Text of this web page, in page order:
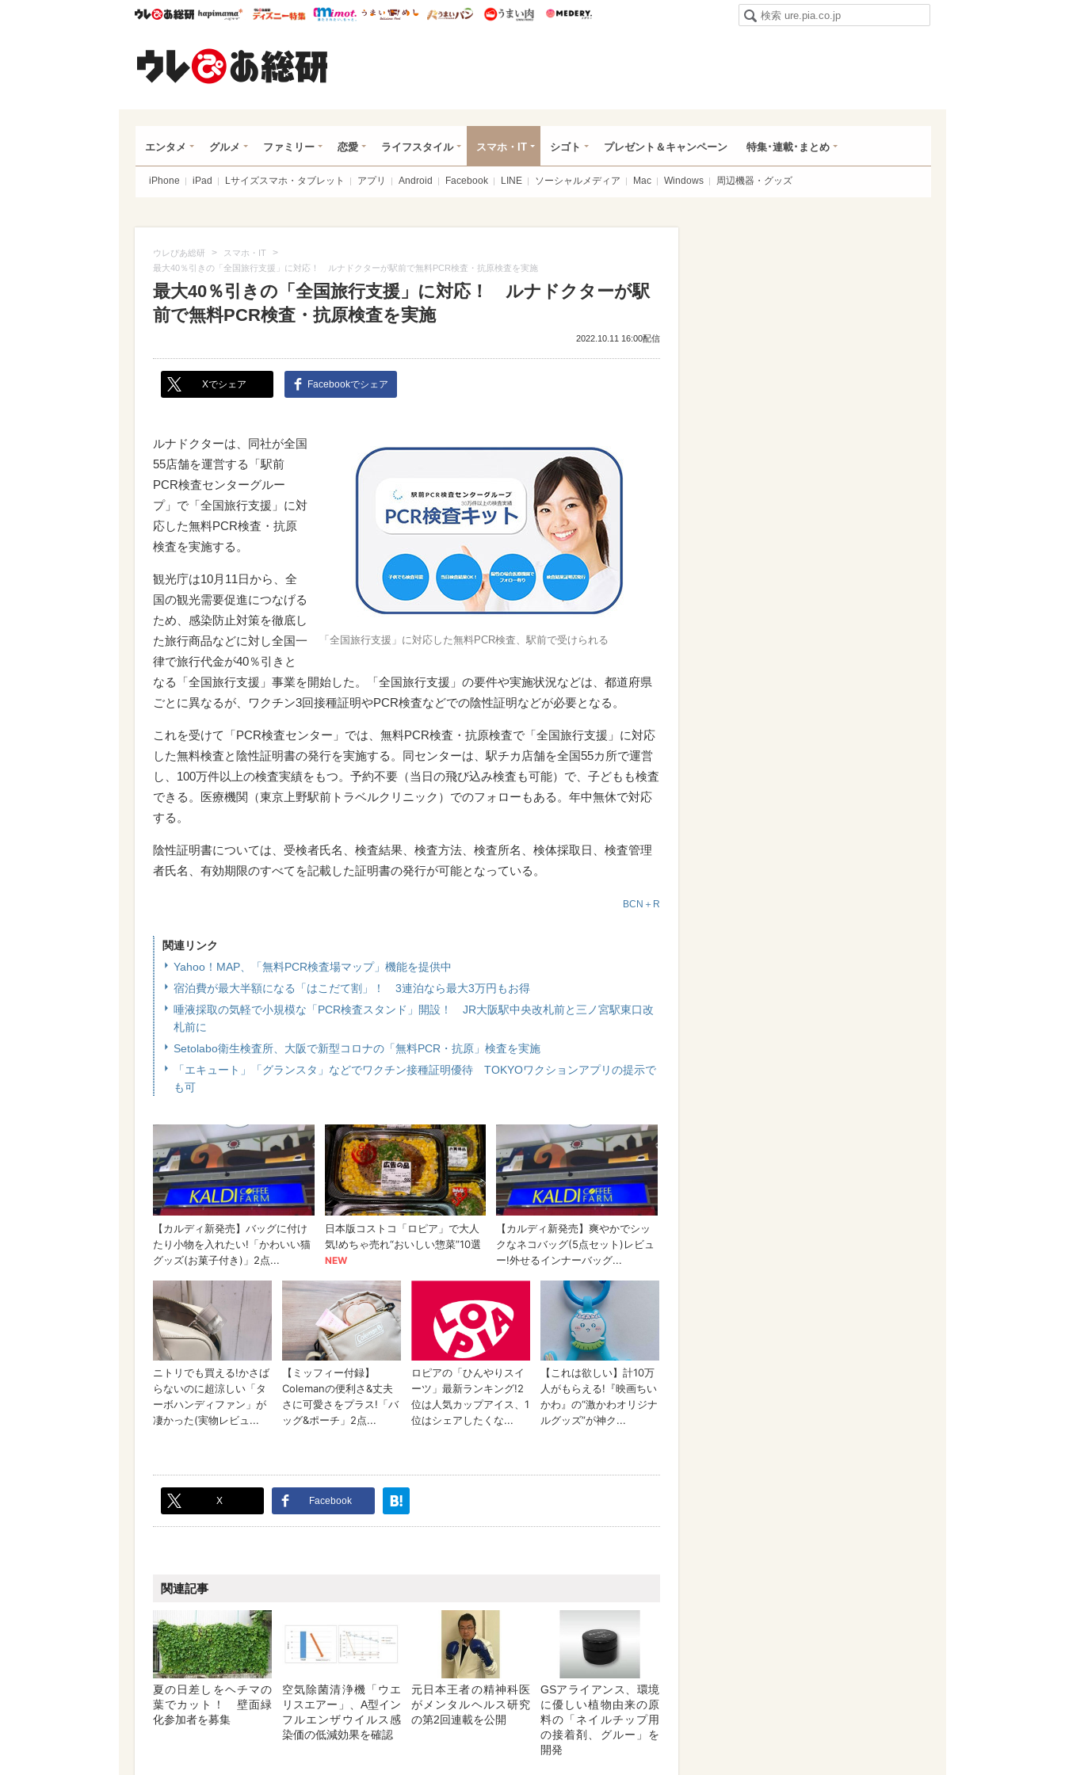
ウレぴあ総研ハピママ* ウレぴあ総研 ディズニー特集
mimot. うまいめし うまいパン うまい肉
エンタメ グルメ ファミリー 恋愛 ライフスタイル スマホ・IT シゴト プレゼント＆キャンペーン 特集･連載･まとめ
iPhone iPad Lサイズスマホ・タブレット アプリ Android Facebook LINE ソーシャルメディア Mac Windows 周辺機器・グッズ
ウレぴあ総研 > スマホ・IT >
最大40％引きの「全国旅行支援」に対応！ ルナドクターが駅前で無料PCR検査・抗原検査を実施
最大40％引きの「全国旅行支援」に対応！ ルナドクターが駅
前で無料PCR検査・抗原検査を実施
2022.10.11 16:00配信
Xでシェア Facebookでシェア
「全国旅行支援」に対応した無料PCR検査、駅前で受けられる
ルナドクターは、同社が全国
55店舗を運営する「駅前
PCR検査センターグルー
プ」で「全国旅行支援」に対
応した無料PCR検査・抗原
検査を実施する。
観光庁は10月11日から、全
国の観光需要促進につなげる
ため、感染防止対策を徹底し
た旅行商品などに対し全国一
律で旅行代金が40％引きと
なる「全国旅行支援」事業を開始した。「全国旅行支援」の要件や実施状況などは、都道府県
ごとに異なるが、ワクチン3回接種証明やPCR検査などでの陰性証明などが必要となる。
これを受けて「PCR検査センター」では、無料PCR検査・抗原検査で「全国旅行支援」に対応
した無料検査と陰性証明書の発行を実施する。同センターは、駅チカ店舗を全国55カ所で運営
し、100万件以上の検査実績をもつ。予約不要（当日の飛び込み検査も可能）で、子どもも検査
できる。医療機関（東京上野駅前トラベルクリニック）でのフォローもある。年中無休で対応
する。
陰性証明書については、受検者氏名、検査結果、検査方法、検査所名、検体採取日、検査管理
者氏名、有効期限のすべてを記載した証明書の発行が可能となっている。
BCN＋R
関連リンク
Yahoo！MAP、「無料PCR検査場マップ」機能を提供中
宿泊費が最大半額になる「はこだて割」！ 3連泊なら最大3万円もお得
唾液採取の気軽で小規模な「PCR検査スタンド」開設！ JR大阪駅中央改札前と三ノ宮駅東口改
札前に
Setolabo衛生検査所、大阪で新型コロナの「無料PCR・抗原」検査を実施
「エキュート」「グランスタ」などでワクチン接種証明優待 TOKYOワクションアプリの提示で
も可
X Facebook
関連記事
夏の日差しをヘチマの
葉でカット！ 壁面緑
化参加者を募集
空気除菌清浄機「ウエ
リスエアー」、A型イン
フルエンザウイルス感
染価の低減効果を確認
元日本王者の精神科医
がメンタルヘルス研究
の第2回連載を公開
GSアライアンス、環境
に優しい植物由来の原
料の「ネイルチップ用
の接着剤、グルー」を
開発